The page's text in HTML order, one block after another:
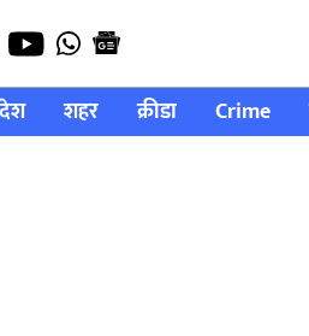
शहर क्रीडा Crime